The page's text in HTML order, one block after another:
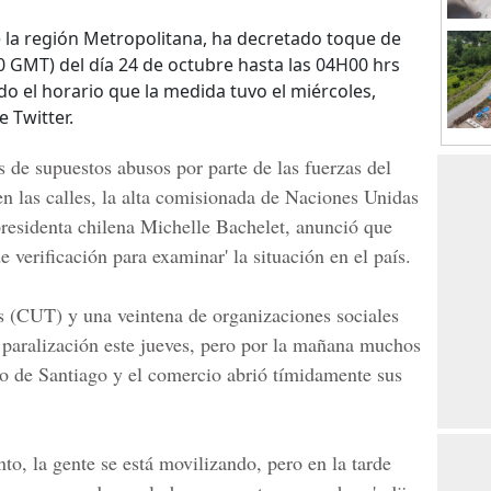
región Metropolitana, ha decretado toque de
GMT) del día 24 de octubre hasta las 04H00 hrs
el horario que la medida tuvo el miércoles,
Twitter.
supuestos abusos por parte de las fuerzas del
las calles, la alta comisionada de Naciones Unidas
chilena Michelle Bachelet, anunció que
verificación para examinar' la situación en el país.
y una veintena de organizaciones sociales
este jueves, pero por la mañana muchos
de Santiago y el comercio abrió tímidamente sus
la gente se está movilizando, pero en la tarde